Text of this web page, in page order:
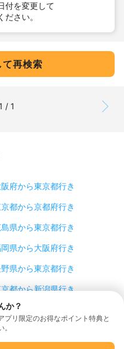
か？
プリ限定のお得なポイント特典と
付を変更して
さい。
再検索
/ 1
府から東京都行き
都から京都府行き
県から東京都行き
県から大阪府行き
県から東京都行き
都から新潟県行き
県から大阪府行き
市から東京都行き